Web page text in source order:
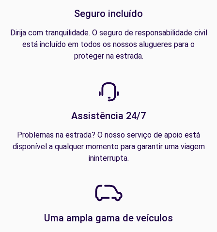
Seguro incluído
Dirija com tranquilidade. O seguro de responsabilidade civil
está incluído em todos os nossos alugueres para o
proteger na estrada.
Assistência 24/7
Problemas na estrada? O nosso serviço de apoio está
disponível a qualquer momento para garantir uma viagem
ininterrupta.
Uma ampla gama de veículos